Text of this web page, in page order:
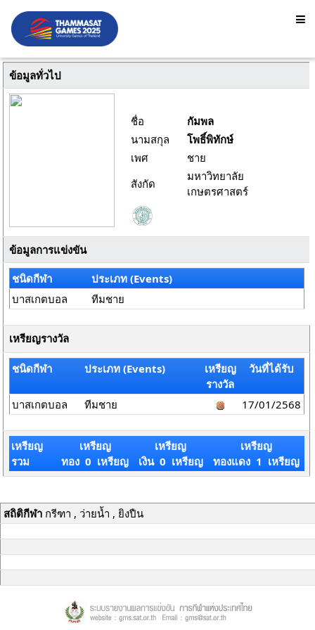
ข้อมูลทั่วไป
ชื่อ
กัมพล
นามสกุล
โพธิ์พิทักษ์
เพศ
ชาย
สังกัด
มหาวิทยาลัย
เกษตรศาสตร์
ข้อมูลการแข่งขัน
ชนิดกีฬา
ประเภท (Events)
บาสเกตบอล
ทีมชาย
เหรียญรางวัล
ชนิดกีฬา ประเภท (Events)
เหรียญ
รางวัล
วันที่ได้รับ
บาสเกตบอล ทีมชาย 17/01/2568
เหรียญ
รวม
เหรียญ
ทอง 0 เหรียญ
เหรียญ
เงิน 0 เหรียญ
เหรียญ
ทองแดง 1 เหรียญ
สถิติกีฬากรีฑา , ว่ายน้ำ , ยิงปืน